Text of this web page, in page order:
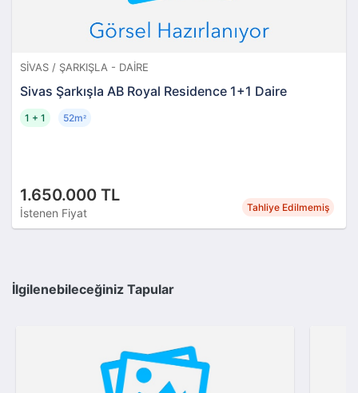
SIVAS / ŞARKIŞLA - DAIRE
Sivas Şarkışla AB Royal Residence 1+1 Daire
1.650.000 TL
İstenen Fiyat Tahliye Edilmemiş
1 + 1 52m²
İlgilenebileceğiniz Tapular